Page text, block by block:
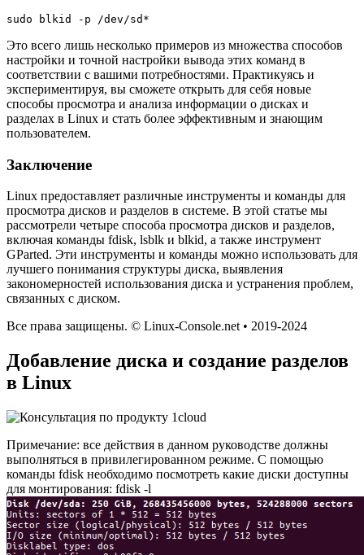
sudo blkid -p /dev/sd*
Это всего лишь несколько примеров из множества способов
настройки и точной настройки вывода этих команд в
соответствии с вашими потребностями. Практикуясь и
экспериментируя, вы сможете открыть для себя новые
способы просмотра и анализа информации о дисках и
разделах в Linux и стать более эффективным и знающим
пользователем.
Заключение
Linux предоставляет различные инструменты и команды для
просмотра дисков и разделов в системе. В этой статье мы
рассмотрели четыре способа просмотра дисков и разделов,
включая команды fdisk, lsblk и blkid, а также инструмент
GParted. Эти инструменты и команды можно использовать для
лучшего понимания структуры диска, выявления
закономерностей использования диска и устранения проблем,
связанных с диском.
Все права защищены. © Linux-Console.net • 2019-2024
Добавление диска и создание разделов
в Linux
Примечание: все действия в данном руководстве должны
выполняться в привилегированном режиме. С помощью
команды fdisk необходимо посмотреть какие диски доступны
для монтирования: fdisk -l